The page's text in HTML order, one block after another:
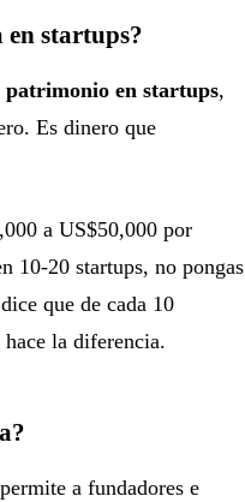
startups?
patrimonio en startups,
Es dinero que
a US$50,000 por
10-20 startups, no pongas
que de cada 10
la diferencia.
a fundadores e